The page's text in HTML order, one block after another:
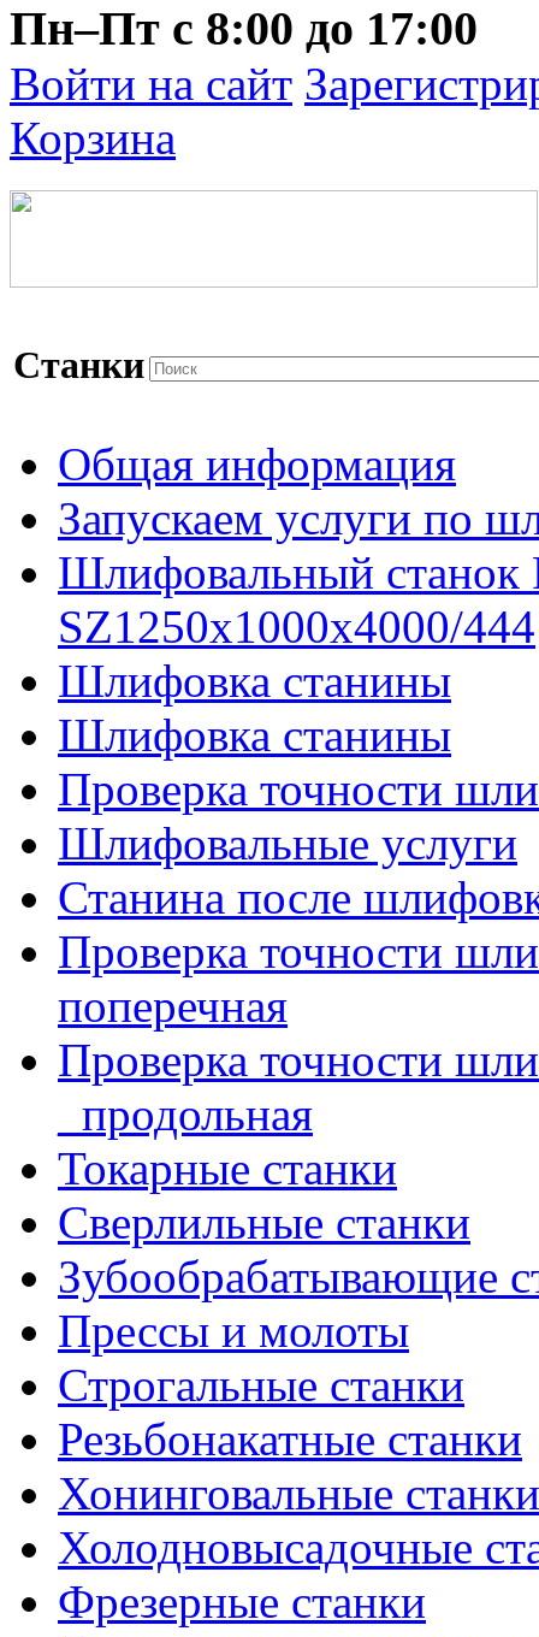
Пн–Пт с 8:00 до 17:00
Войти на сайт
Корзина
Станки
Общая информация
Запускаем услуги по
Шлифовальный
SZ1250x1000x4000/444
Шлифовка станины
Шлифовка станины
Проверка точности
Шлифовальные услуги
Станина после
Проверка точности
поперечная
Проверка точности
_продольная
Токарные станки
Сверлильные станки
Зубообрабатывающие
Прессы и молоты
Строгальные станки
Резьбонакатные станки
Хонинговальные станки
Холодновысадочные
Фрезерные станки